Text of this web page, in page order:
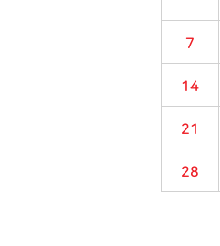
7
14
21
28